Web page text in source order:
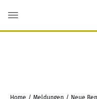
Home / Meldungen /